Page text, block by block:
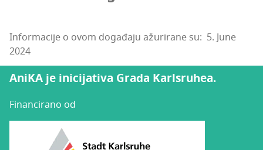
Informacije o ovom događaju ažurirane su: 5. June
2024
AniKA je inicijativa Grada Karlsruhea.
Financirano od